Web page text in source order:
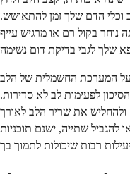
וכלי הדם שלך זמן להתאושש.
בקול רם או מרגיש עייף
על המערכת החשמלית של הלב
לפעימות לב לא סדירות.
ולהחליש את שריר הלב לאורך
שתייה, ישנם תוכניות